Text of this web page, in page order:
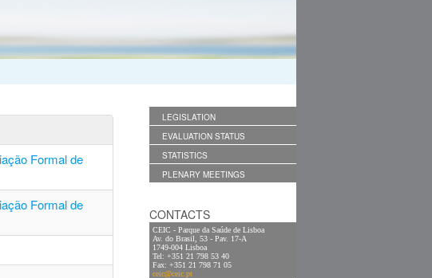
Formal de
Formal de
LEGISLATION
EVALUATION STATUS
STATISTICS
PLENARY MEETINGS
CONTACTS
CEIC - Parque da Saúde de Lisboa
Av. do Brasil, 53 - Pav. 17-A
1749-004 Lisboa
Tel: +351 21 798 53 40
Fax: +351 21 798 71 05
ceic@ceic.pt